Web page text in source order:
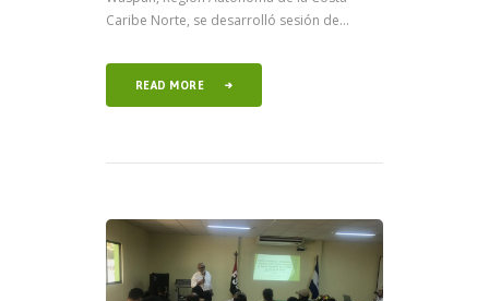
Caribe Norte, se desarrolló sesión de...
READ MORE